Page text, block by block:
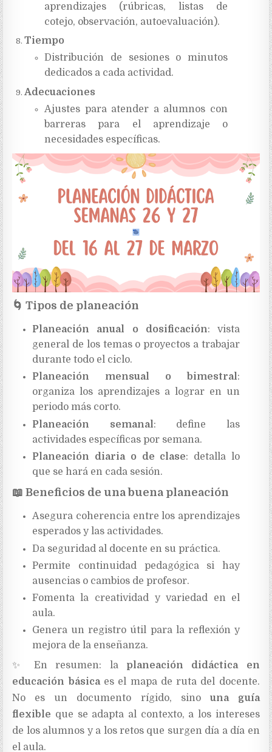
aprendizajes (rúbricas, listas de
cotejo, observación, autoevaluación).
Tiempo
Distribución de sesiones o minutos
dedicados a cada actividad.
Adecuaciones
Ajustes para atender a alumnos con
barreras para el aprendizaje o
necesidades específicas.
🌀 Tipos de planeación
Planeación anual o dosificación: vista
general de los temas o proyectos a trabajar
durante todo el ciclo.
Planeación mensual o bimestral:
organiza los aprendizajes a lograr en un
periodo más corto.
Planeación semanal: define las
actividades específicas por semana.
Planeación diaria o de clase: detalla lo
que se hará en cada sesión.
📖 Beneficios de una buena planeación
Asegura coherencia entre los aprendizajes
esperados y las actividades.
Da seguridad al docente en su práctica.
Permite continuidad pedagógica si hay
ausencias o cambios de profesor.
Fomenta la creatividad y variedad en el
aula.
Genera un registro útil para la reflexión y
mejora de la enseñanza.
✨
En resumen: la planeación didáctica en
educación básicaes el mapa de ruta del docente.
No es un documento rígido, sino una guía
flexible que se adapta al contexto, a los intereses
de los alumnos y a los retos que surgen día a día en
el aula.